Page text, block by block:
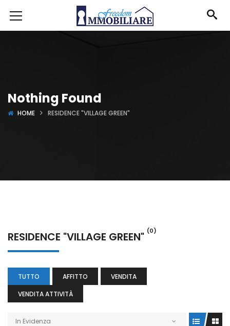
Nothing Found
HOME RESIDENCE "VILLAGE GREEN"
RESIDENCE "VILLAGE GREEN" (0)
TUTTO AFFITTO
VENDITA
VENDITA ATTIVITÀ
In Evidenza